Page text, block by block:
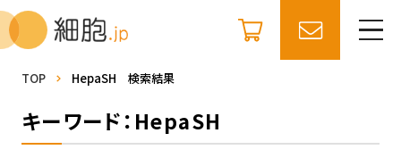
TOP HepaSH 検索結果
キーワード：HepaSH